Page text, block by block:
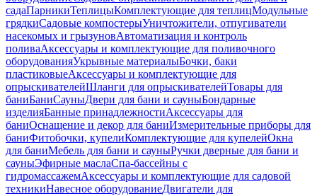
садаПарникиТеплицыКомплектующие для теплицМодульные
грядкиСадовые компостерыУничтожители, отпугиватели
насекомых и грызуновАвтоматизация и контроль
поливаАксессуары и комплектующие для поливочного
оборудованияУкрывные материалыБочки, баки
пластиковыеАксессуары и комплектующие для
опрыскивателейШланги для опрыскивателейТовары для
баниБаниСауныДвери для бани и сауныБондарные
изделияБанные принадлежностиАксессуары для
баниОснащение и декор для баниИзмерительные приборы для
баниФитобочки, купелиКомплектующие для купелейОкна
для баниМебель для бани и сауныРучки дверные для бани и
сауныЭфирные маслаСпа-бассейны с
гидромассажемАксессуары и комплектующие для садовой
техникиНавесное оборудованиеДвигатели для